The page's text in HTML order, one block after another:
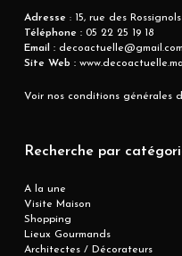
Adresse : 15, rue des
Téléphone :05 22 25 19 18
Email :decoactuelle@gmail.com
Site Web :www.decoactuelle.ma
Voir nos conditions générales
Recherche par
A la une
Visite Maison
Shopping
Lieux Gourmands
Architectes / Décorateurs